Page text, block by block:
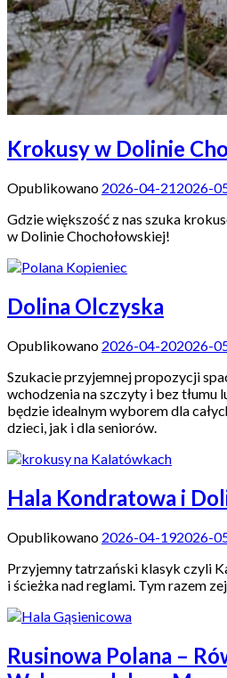
Krokusy w Dolinie
Opublikowano 2026-04-212026-
Gdzie większość z nas szuka
w Dolinie Chochołowskiej!
Dolina Olczyska
Opublikowano 2026-04-202026-
Szukacie przyjemnej propozycji
wchodzenia na szczyty i bez tłumu
będzie idealnym wyborem dla
dzieci, jak i dla seniorów.
Hala Kondratowa i
Opublikowano 2026-04-192026-
Przyjemny tatrzański klasyk czyli
i ścieżka nad reglami. Tym razem
Rusinowa Polana –